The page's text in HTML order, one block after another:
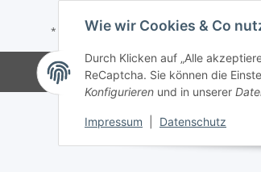
Wie wir Cookies & Co
Durch Klicken auf „Alle
ReCaptcha. Sie können die
Konfigurieren und in unserer
Impressum Datenschutz
* Alle Preise inkl. gesetzlicher USt., zzgl.